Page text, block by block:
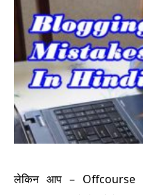
लेकिन आप – Offcourse